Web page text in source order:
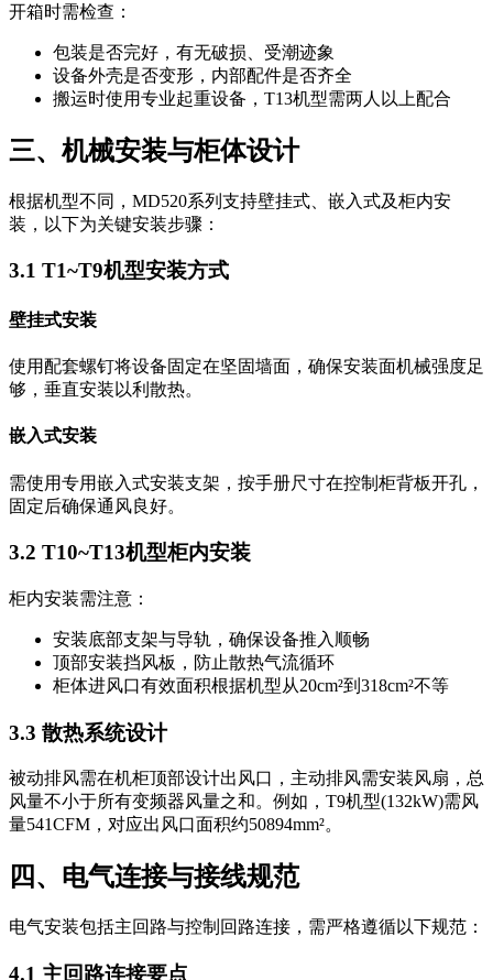
开箱时需检查：
包装是否完好，有无破损、受潮迹象
设备外壳是否变形，内部配件是否齐全
搬运时使用专业起重设备，T13机型需两人以上配合
三、机械安装与柜体设计
根据机型不同，MD520系列支持壁挂式、嵌入式及柜内安
装，以下为关键安装步骤：
3.1 T1~T9机型安装方式
壁挂式安装
使用配套螺钉将设备固定在坚固墙面，确保安装面机械强度足
够，垂直安装以利散热。
嵌入式安装
需使用专用嵌入式安装支架，按手册尺寸在控制柜背板开孔，
固定后确保通风良好。
3.2 T10~T13机型柜内安装
柜内安装需注意：
安装底部支架与导轨，确保设备推入顺畅
顶部安装挡风板，防止散热气流循环
柜体进风口有效面积根据机型从20cm²到318cm²不等
3.3 散热系统设计
被动排风需在机柜顶部设计出风口，主动排风需安装风扇，总
风量不小于所有变频器风量之和。例如，T9机型(132kW)需风
量541CFM，对应出风口面积约50894mm²。
四、电气连接与接线规范
电气安装包括主回路与控制回路连接，需严格遵循以下规范：
4.1 主回路连接要点